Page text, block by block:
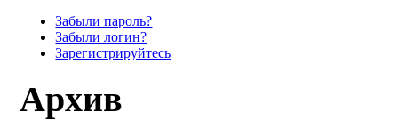
Забыли пароль?
Забыли логин?
Зарегистрируйтесь
Архив